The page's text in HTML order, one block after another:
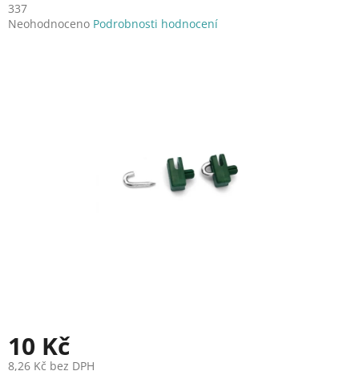
337
Průměrné
Neohodnoceno Podrobnosti hodnocení
10 Kč
8,26 Kč bez DPH